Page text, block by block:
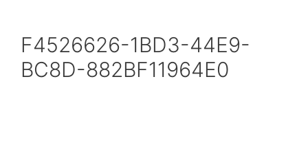
F4526626-1BD3-44E9-
BC8D-882BF11964E0